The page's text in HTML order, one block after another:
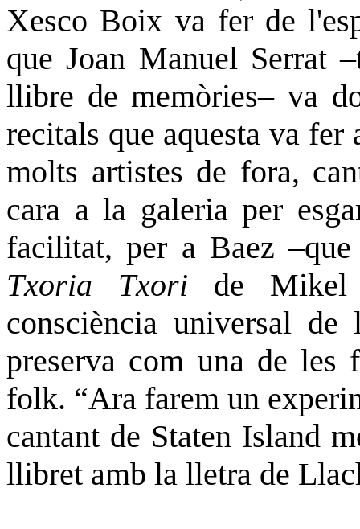
Xesco Boix va fer de
que Joan Manuel Serrat
llibre de memòries– va
recitals que aquesta va
molts artistes de fora,
cara a la galeria per
facilitat, per a Baez
Txoria Txori de Mikel
consciència universal
preserva com una de les
folk. “Ara farem un
cantant de Staten Island
llibret amb la lletra de